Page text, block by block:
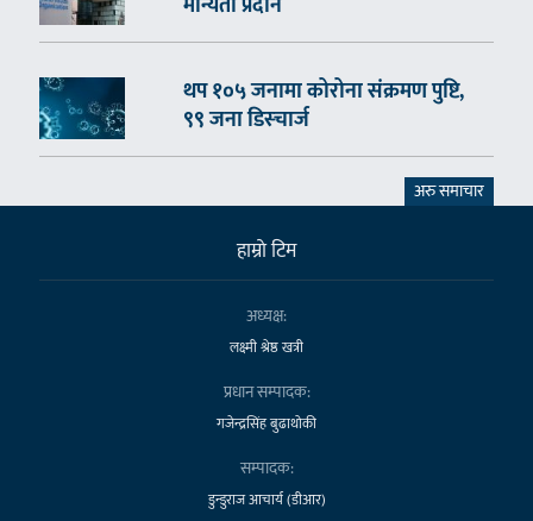
थप १०५ जनामा कोरोना संक्रमण पुष्टि,
९९ जना डिस्चार्ज
अरु समाचार
हाम्राे टिम
अध्यक्ष:
लक्ष्मी श्रेष्ठ खत्री
प्रधान सम्पादक:
गजेन्द्रसिंह बुढाथोकी
सम्पादक:
डुन्डुराज आचार्य (डीआर)